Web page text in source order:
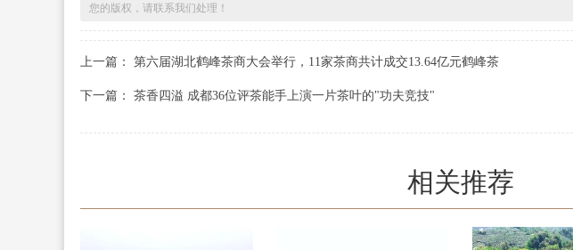
您的版权，请联系我们处理！
上一篇： 第六届湖北鹤峰茶商大会举行，11家茶商共计成交13.64亿元鹤峰茶
下一篇： 茶香四溢 成都36位评茶能手上演一片茶叶的"功夫竞技"
相关推荐